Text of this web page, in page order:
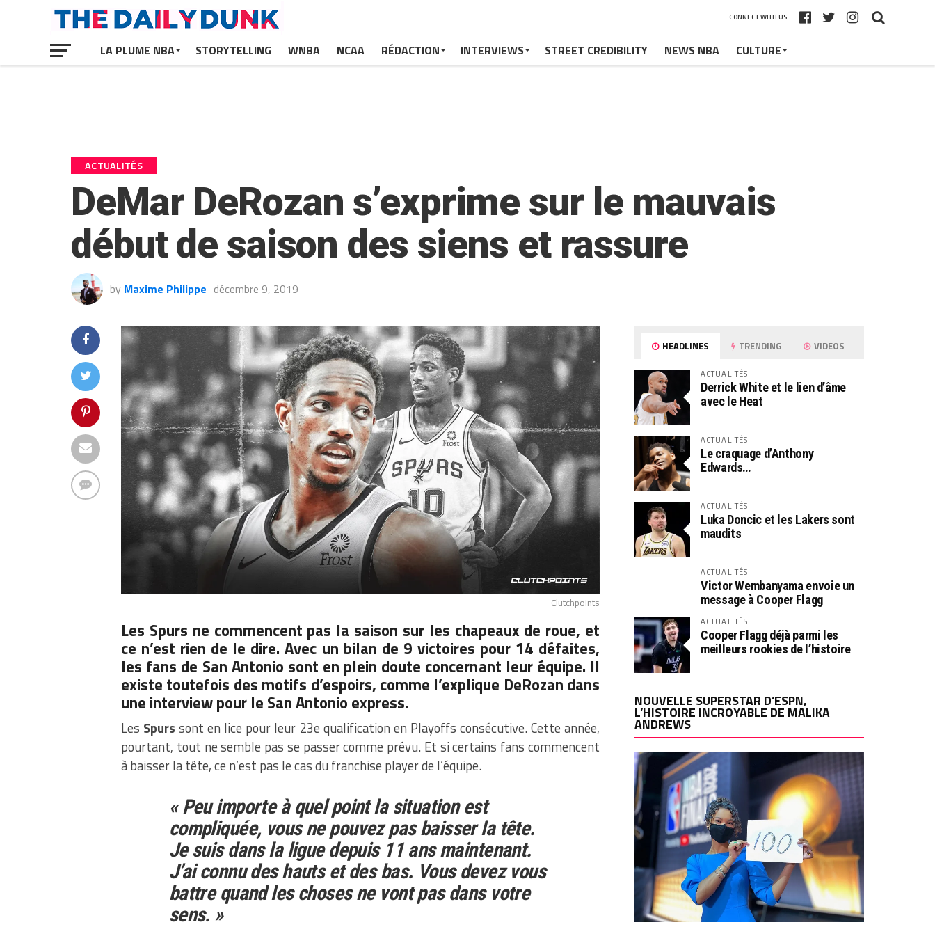
CONNECT WITH US
LA PLUME NBA STORYTELLING WNBA NCAA RÉDACTION INTERVIEWS STREET CREDIBILITY NEWS NBA CULTURE
ACTUALITÉS
DeMar DeRozan s’exprime sur le mauvais
début de saison des siens et rassure
by Maxime Philippe décembre 9, 2019
Clutchpoints
Les Spurs ne commencent pas la saison sur les chapeaux de roue, et
ce n’est rien de le dire. Avec un bilan de 9 victoires pour 14 défaites,
les fans de San Antonio sont en plein doute concernant leur équipe. Il
existe toutefois des motifs d’espoirs, comme l’explique DeRozan dans
une interview pour le San Antonio express.
Les Spurs sont en lice pour leur 23e qualification en Playoffs consécutive. Cette année,
pourtant, tout ne semble pas se passer comme prévu. Et si certains fans commencent
à baisser la tête, ce n’est pas le cas du franchise player de l’équipe.
« Peu importe à quel point la situation est
compliquée, vous ne pouvez pas baisser la tête.
Je suis dans la ligue depuis 11 ans maintenant.
J’ai connu des hauts et des bas. Vous devez vous
battre quand les choses ne vont pas dans votre
sens. »
HEADLINES TRENDING VIDEOS
ACTUALITÉS
Derrick White et le lien d’âme
avec le Heat
ACTUALITÉS
Le craquage d’Anthony
Edwards…
ACTUALITÉS
Luka Doncic et les Lakers sont
maudits
ACTUALITÉS
Victor Wembanyama envoie un
message à Cooper Flagg
ACTUALITÉS
Cooper Flagg déjà parmi les
meilleurs rookies de l’histoire
NOUVELLE SUPERSTAR D’ESPN,
L’HISTOIRE INCROYABLE DE MALIKA
ANDREWS